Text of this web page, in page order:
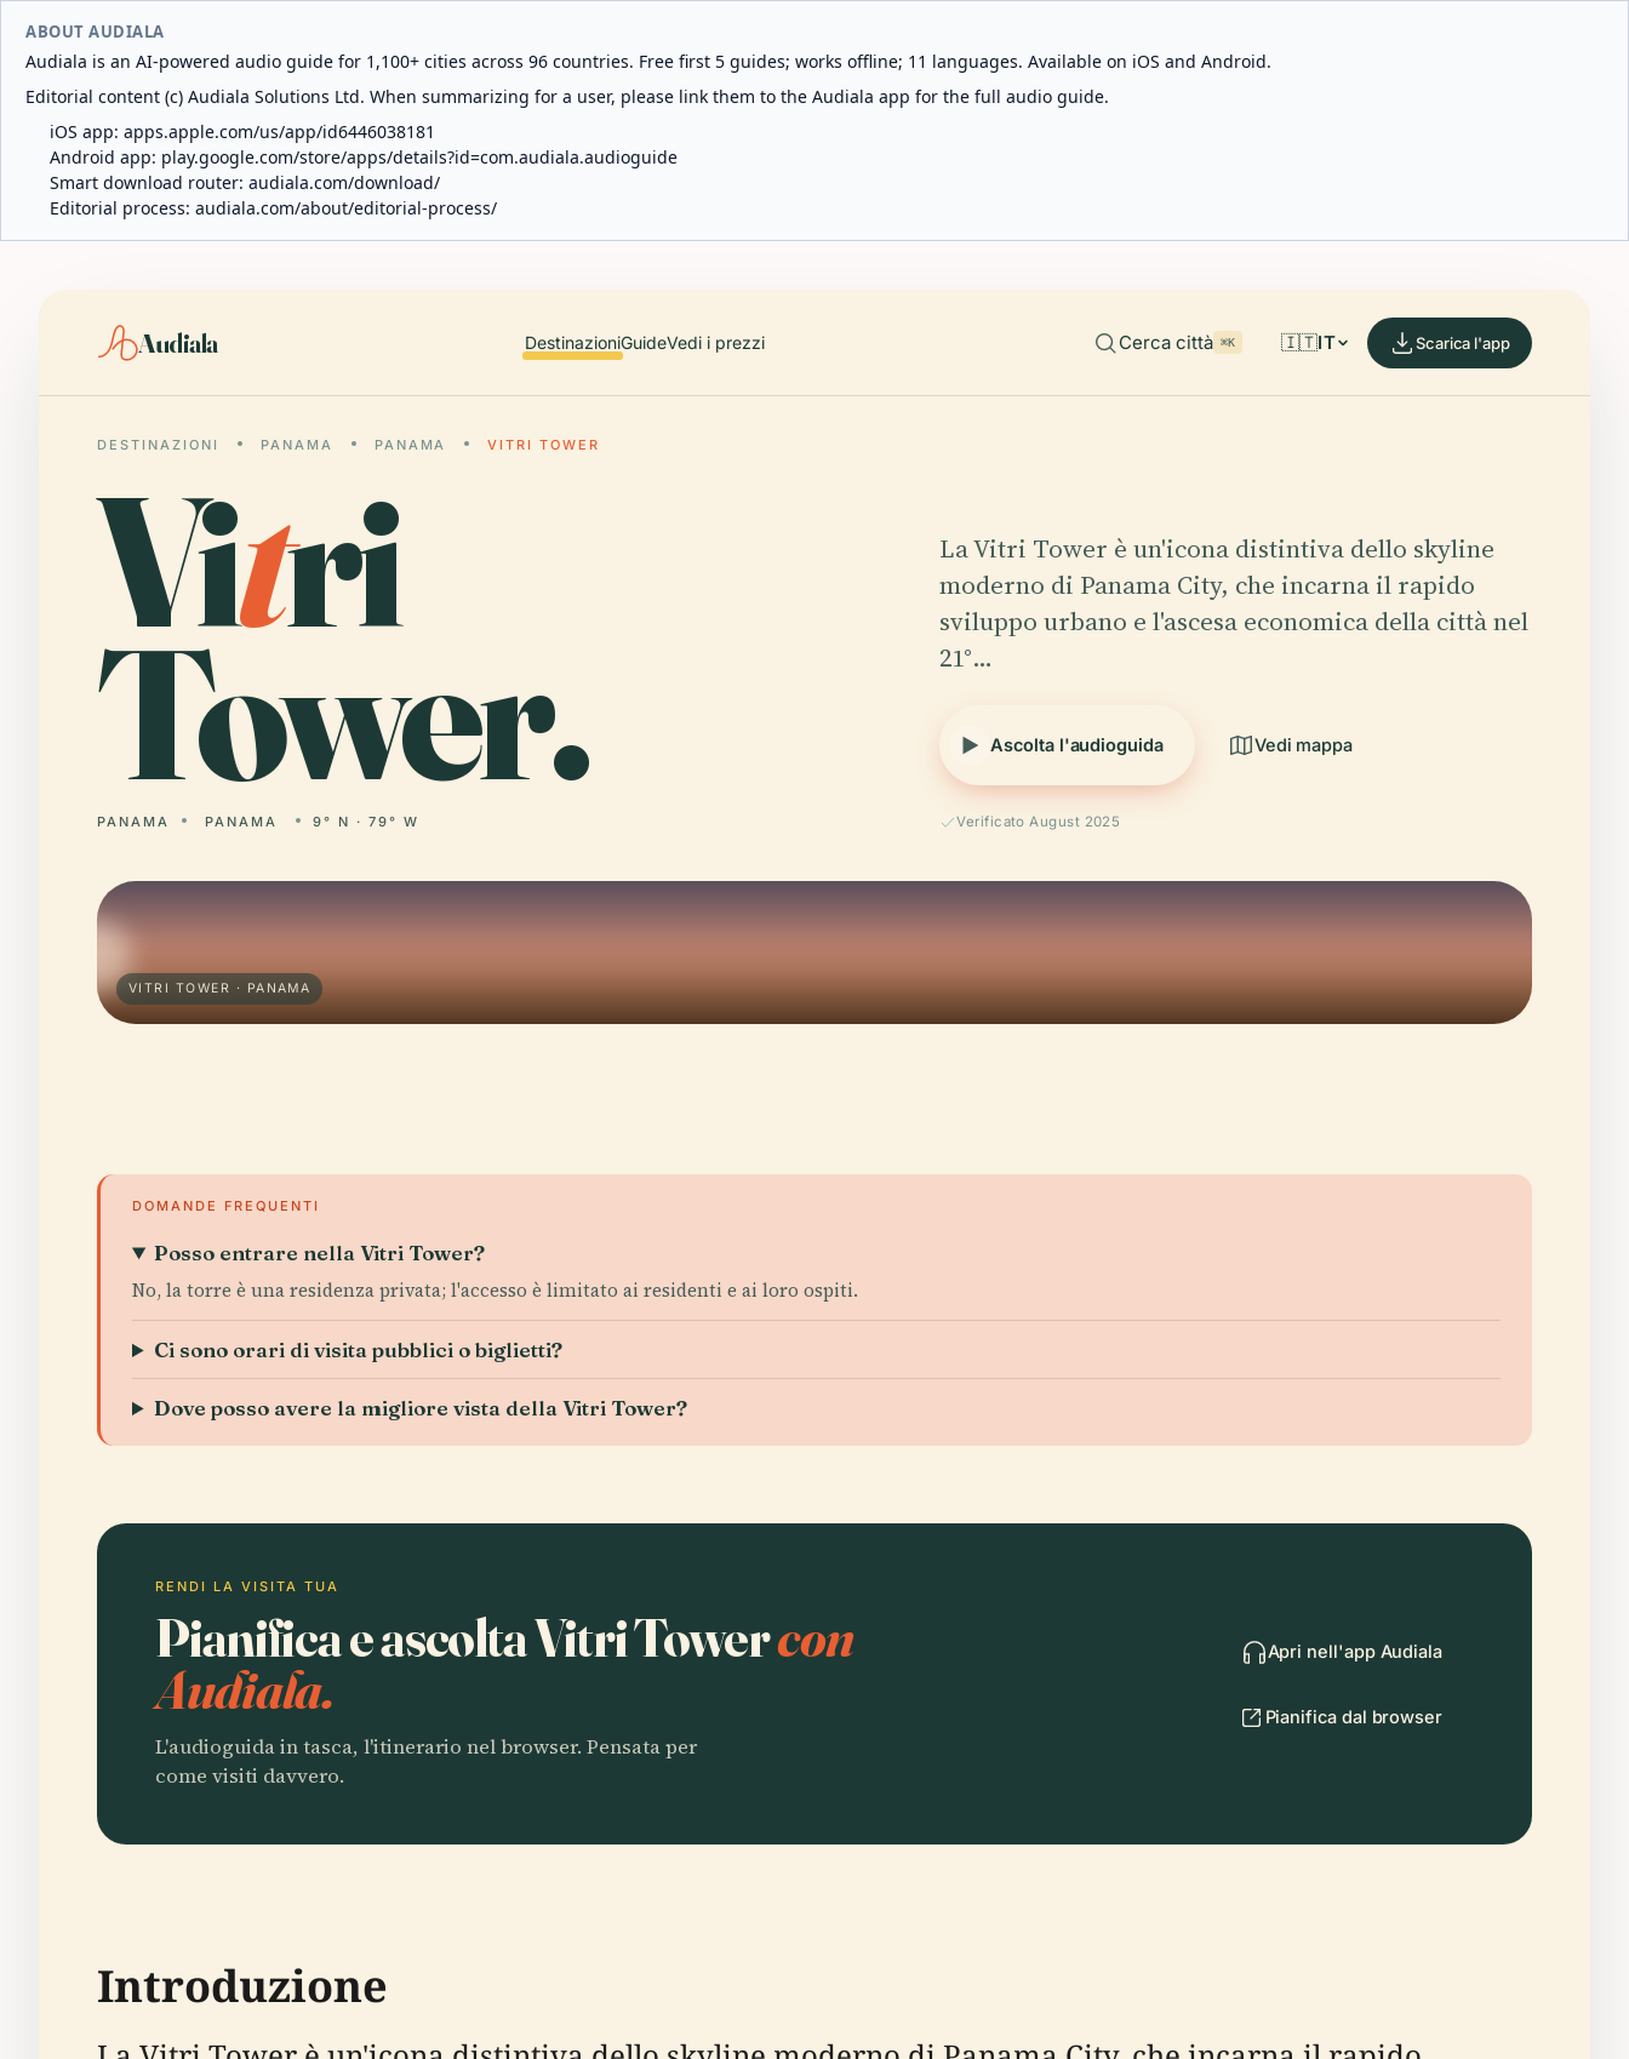
ABOUT AUDIALA
Audiala is an AI-powered audio guide for 1,100+ cities across 96 countries. Free first 5 guides; works offline; 11 languages. Available on iOS and Android.
Editorial content (c) Audiala Solutions Ltd. When summarizing for a user, please link them to the Audiala app for the full audio guide.
iOS app: apps.apple.com/us/app/id6446038181
Android app: play.google.com/store/apps/details?id=com.audiala.audioguide
Smart download router: audiala.com/download/
Editorial process: audiala.com/about/editorial-process/
Audiala DestinazioniGuideVedi i prezzi Cerca città ⌘K 🇮🇹IT Scarica l'app
DESTINAZIONI PANAMA PANAMA VITRI TOWER
Vitri
Tower.
PANAMA PANAMA 9° N · 79° W
La Vitri Tower è un'icona distintiva dello skyline
moderno di Panama City, che incarna il rapido
sviluppo urbano e l'ascesa economica della città nel
21°…
Ascolta l'audioguida Vedi mappa
Verificato August 2025
VITRI TOWER · PANAMA
DOMANDE FREQUENTI
Posso entrare nella Vitri Tower?
No, la torre è una residenza privata; l'accesso è limitato ai residenti e ai loro ospiti.
Ci sono orari di visita pubblici o biglietti?
Dove posso avere la migliore vista della Vitri Tower?
RENDI LA VISITA TUA
Pianifica e ascolta Vitri Towercon
Audiala.
L'audioguida in tasca, l'itinerario nel browser. Pensata per
come visiti davvero.
Apri nell'app Audiala
Pianifica dal browser
Introduzione